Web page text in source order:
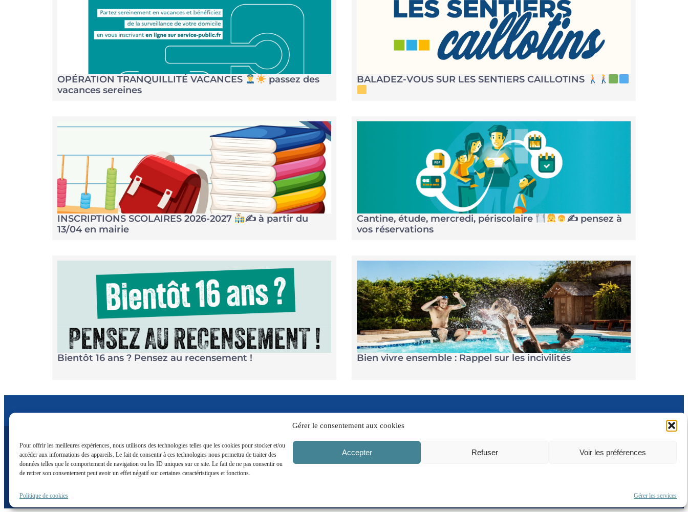
Gérer le consentement aux cookies
Pour offrir les meilleures expériences, nous utilisons des technologies telles que les cookies pour stocker et/ou
accéder aux informations des appareils. Le fait de consentir à ces technologies nous permettra de traiter des
données telles que le comportement de navigation ou les ID uniques sur ce site. Le fait de ne pas consentir ou
de retirer son consentement peut avoir un effet négatif sur certaines caractéristiques et fonctions.
Gérer les services
Accepter Refuser Voir les préférences
Politique de cookies
OPÉRATION TRANQUILLITÉ VACANCES
passez des
vacances sereines
BALADEZ-VOUS SUR LES SENTIERS CAILLOTINS
INSCRIPTIONS SCOLAIRES 2026-2027 ✍à partir du
13/04 en mairie
Cantine, étude, mercredi, périscolaire ✍pensez à
vos réservations
Bientôt 16 ans ? Pensez au recensement ! Bien vivre ensemble : Rappel sur les incivilités
Facebook Instagram Linkedin